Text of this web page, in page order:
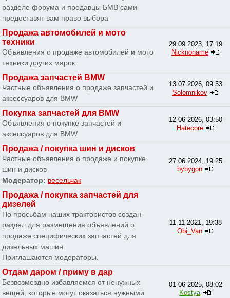
разделе форума и продавцы БМВ сами
предоставят вам право выбора
Продажа автомобилей и мото
техники
Объявления о продаже автомобилей и мото
техники других марок
29 09 2023, 17:19
Nicknoname
Продажа запчастей BMW
Частные объявления о продаже запчастей и
аксессуаров для BMW
13 07 2026, 09:53
Solomnikov
Покупка запчастей для BMW
Объявления о покупке запчастей и
аксессуаров для BMW
12 06 2026, 03:50
Hatecore
Продажа / покупка шин и дисков
Частные объявления о продаже и покупке
шин и дисков
Модератор: весельчак
27 06 2024, 19:25
bybygon
Продажа / покупка запчастей для
дизелей
По просьбам наших трактористов создан
раздел для размещения объявлений о
продаже специфических запчастей для
дизельных машин.
Приглашаются модераторы.
11 11 2021, 19:38
Obi_Van
Отдам даром / приму в дар
Безвозмездно избавляемся от ненужных
вещей, которые могут оказаться нужными
01 06 2025, 08:02
Kostya